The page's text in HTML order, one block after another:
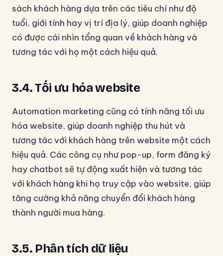
sách khách hàng dựa trên các tiêu chí như độ
tuổi, giới tính hay vị trí địa lý, giúp doanh nghiệp
có được cái nhìn tổng quan về khách hàng và
tương tác với họ một cách hiệu quả.
3.4. Tối ưu hóa website
Automation marketing cũng có tính năng tối ưu
hóa website, giúp doanh nghiệp thu hút và
tương tác với khách hàng trên website một cách
hiệu quả. Các công cụ như pop-up, form đăng ký
hay chatbot sẽ tự động xuất hiện và tương tác
với khách hàng khi họ truy cập vào website, giúp
tăng cường khả năng chuyển đổi khách hàng
thành người mua hàng.
3.5. Phân tích dữ liệu